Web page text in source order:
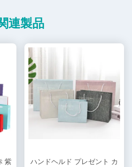
連製品
紫
ハンドヘルド プレゼント カ